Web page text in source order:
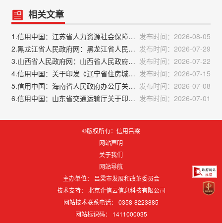
相关文章
1.信用中国：江苏省人力资源社会保障厅江苏省财政厅江苏省教育厅 江苏省税务局关于印发《江苏省实习生和见习人员 参加工伤保险办法》的通知 发布时间：2026-08-05
2.黑龙江省人民政府网：黑龙江省人民政府办公厅关于印发《2026年黑龙江省夏季避暑旅游“百日行动”实施方案》的通知 发布时间：2026-07-29
3.山西省人民政府网：山西省人民政府办公厅 关于印发山西省第十七届运动会工作方案的通知 发布时间：2026-07-22
4.信用中国：关于印发《辽宁省住房城乡建设系统信用信息归集公示修复工作指引（试行）》的通知 发布时间：2026-07-15
5.信用中国：海南省人民政府办公厅关于印发《海南省“十五五”社会信用体系建设规划》的通知 发布时间：2026-07-08
6.信用中国：山东省交通运输厅关于印发《山东省机动车驾驶培训教练员教学质量信誉考核办法》的通知 发布时间：2026-07-01
©版权所有：信用吕梁
网站声明
关于我们
网站导航
主办单位： 吕梁市发展和改革委员会
技术支持： 北京企信云信息科技有限公司
网站技术联系电话： 0358-8223885
网站标识码：
1411000035